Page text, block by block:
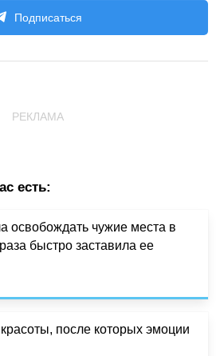
Подписаться
РЕКЛАМА
есть:
освобождать чужие места в
быстро заставила ее
после которых эмоции